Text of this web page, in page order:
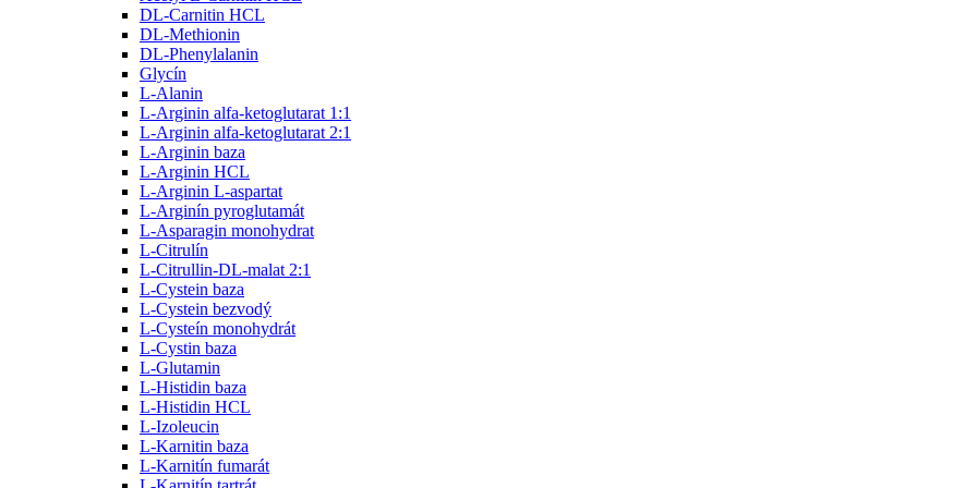
DL-Carnitin HCL
DL-Methionin
DL-Phenylalanin
Glycín
L-Alanin
L-Arginin alfa-ketoglutarat 1:1
L-Arginin alfa-ketoglutarat 2:1
L-Arginin baza
L-Arginin HCL
L-Arginin L-aspartat
L-Arginín pyroglutamát
L-Asparagin monohydrat
L-Citrulín
L-Citrullin-DL-malat 2:1
L-Cystein baza
L-Cystein bezvodý
L-Cysteín monohydrát
L-Cystin baza
L-Glutamin
L-Histidin baza
L-Histidin HCL
L-Izoleucin
L-Karnitin baza
L-Karnitín fumarát